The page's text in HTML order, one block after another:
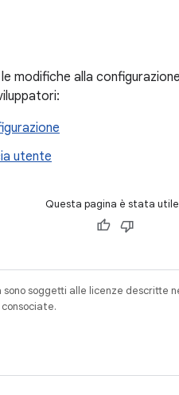
modifiche alla
utente
Questa pagina è stata
soggetti alle licenze descritte